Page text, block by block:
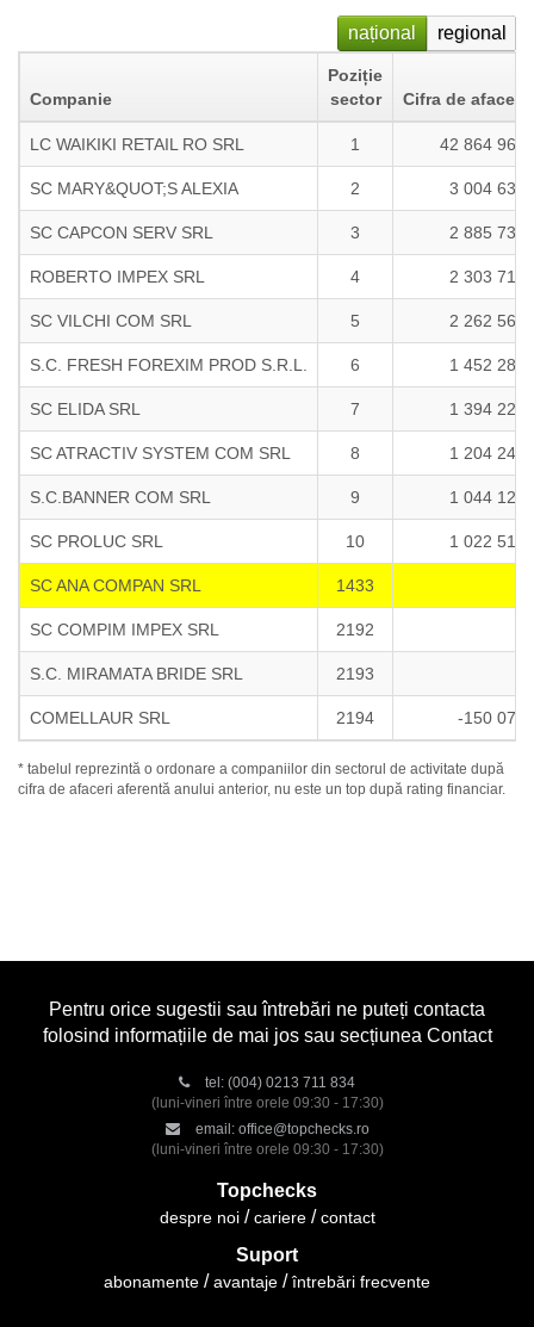
național regional
Companie
Poziție
sector
Cifra de afaceri
LC WAIKIKI RETAIL RO SRL 1 42 864 961
SC MARY&QUOT;S ALEXIA 2 3 004 637
SC CAPCON SERV SRL 3 2 885 730
ROBERTO IMPEX SRL 4 2 303 710
SC VILCHI COM SRL 5 2 262 562
S.C. FRESH FOREXIM PROD S.R.L. 6 1 452 285
SC ELIDA SRL 7 1 394 227
SC ATRACTIV SYSTEM COM SRL 8 1 204 247
S.C.BANNER COM SRL 9 1 044 121
SC PROLUC SRL 10 1 022 518
SC ANA COMPAN SRL 1433
SC COMPIM IMPEX SRL 2192
S.C. MIRAMATA BRIDE SRL 2193
COMELLAUR SRL 2194 -150 070
* tabelul reprezintă o ordonare a companiilor din sectorul de activitate după
cifra de afaceri aferentă anului anterior, nu este un top după rating financiar.
Pentru orice sugestii sau întrebări ne puteți contacta
folosind informațiile de mai jos sau secțiunea Contact
tel: (004) 0213 711 834
(luni-vineri între orele 09:30 - 17:30)
email: office@topchecks.ro
(luni-vineri între orele 09:30 - 17:30)
Topchecks
despre noi cariere contact
Suport
abonamente avantaje întrebări frecvente